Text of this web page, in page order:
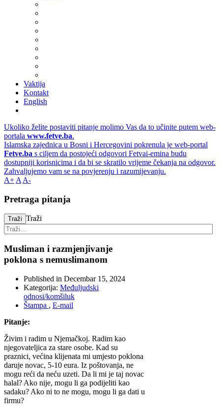
Vaktija
Kontakt
English
Ukoliko želite postaviti pitanje molimo Vas da to učinite putem web-
portala www.fetve.ba.
Islamska zajednica u Bosni i Hercegovini pokrenula je web-portal
Fetve.ba s ciljem da postojeći odgovori Fetvai-emina budu
dostupniji korisnicima i da bi se skratilo vrijeme čekanja na odgovor.
Zahvaljujemo vam se na povjerenju i razumijevanju.
A+ A A-
Pretraga pitanja
Traži Traži
Musliman i razmjenjivanje
poklona s nemuslimanom
Published in Decembar 15, 2024
Kategorija: Međuljudski
odnosi/komšiluk
Štampa , E-mail
Pitanje:
Živim i radim u Njemačkoj. Radim kao
njegovateljica za stare osobe. Kad su
praznici, većina klijenata mi umjesto poklona
daruje novac, 5-10 eura. Iz poštovanja, ne
mogu reći da neću uzeti. Da li mi je taj novac
halal? Ako nije, mogu li ga podijeliti kao
sadaku? Ako ni to ne mogu, mogu li ga dati u
firmu?